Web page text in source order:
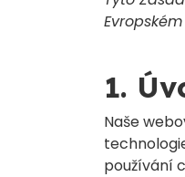
1.
Naše
používání